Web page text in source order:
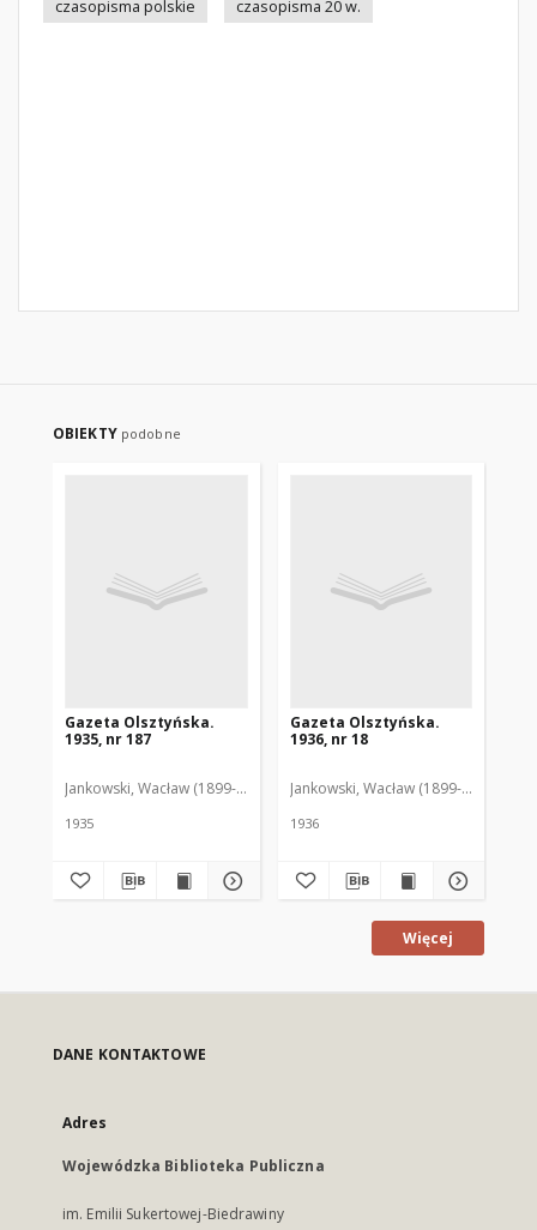
czasopisma polskie
czasopisma 20 w.
OBIEKTY podobne
Gazeta Olsztyńska.
1935, nr 187
Jankowski, Wacław (1899-1975). Red.
1935
Gazeta Olsztyńska.
1936, nr 18
Jankowski, Wacław (1899-1975). Red.
1936
Więcej
DANE KONTAKTOWE
Adres
Wojewódzka Biblioteka Publiczna
im. Emilii Sukertowej-Biedrawiny